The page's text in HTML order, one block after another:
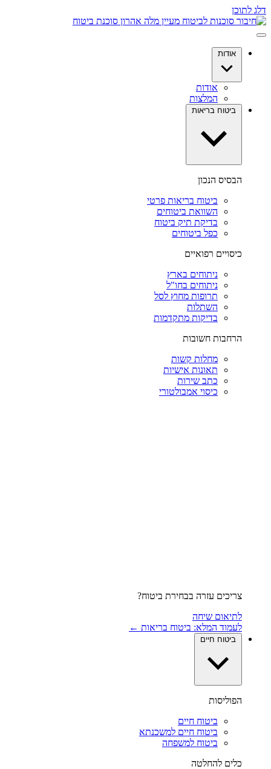
דלג לתוכן
אודות
אודות
המלצות
ביטוח בריאות
הבסיס הנכון
ביטוח בריאות פרטי
השוואת ביטוחים
בדיקת תיק ביטוח
כפל ביטוחים
כיסויים רפואיים
ניתוחים בארץ
ניתוחים בחו"ל
תרופות מחוץ לסל
השתלות
בדיקות מתקדמות
הרחבות חשובות
מחלות קשות
תאונות אישיות
כתב שירות
כיסוי אמבולטורי
צריכים עזרה בבחירת ביטוח?
לתיאום שיחה
לעמוד המלא: ביטוח בריאות ←
ביטוח חיים
הפוליסות
ביטוח חיים
ביטוח חיים למשכנתא
ביטוח למשפחה
כלים להחלטה